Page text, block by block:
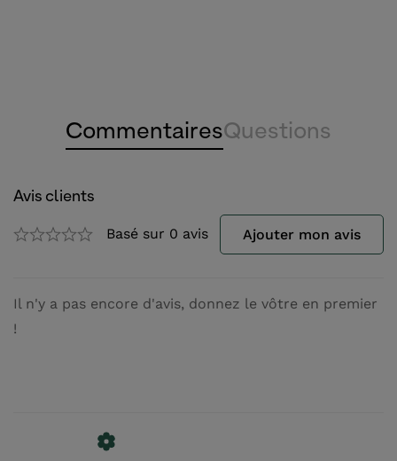
CommentairesQuestions
Avis clients
Basé sur 0 avis Ajouter mon avis
Il n'y a pas encore d'avis, donnez le vôtre en premier
!